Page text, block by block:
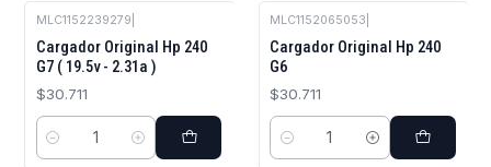
MLC1152239279
Cargador Original Hp 240
G7 ( 19.5v - 2.31a )
$30.711
Cantidad
MLC1152065053
Cargador Original Hp 240
G6
$30.711
Cantidad